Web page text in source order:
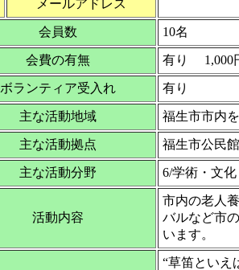
メールアドレス
会員数 10名
会費の有無 有り 1,000
ボランティア受入れ 有り
主な活動地域 福生市市内
主な活動拠点 福生市公民
主な活動分野 6/学術・文
活動内容
市内の老人
バルなど市
います。
“草笛とい